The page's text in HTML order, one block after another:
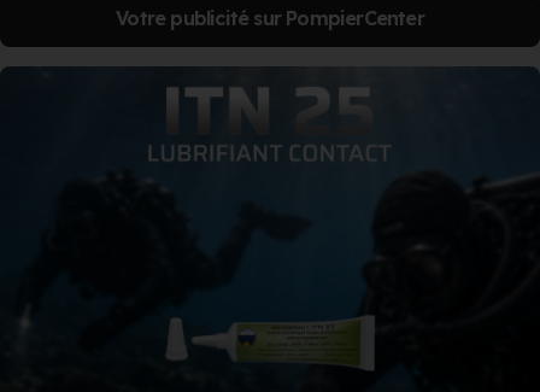
Votre publicité sur PompierCenter